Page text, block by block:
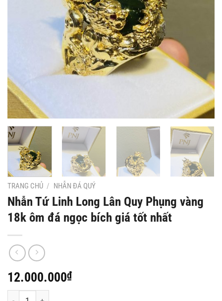
TRANG CHỦ / NHẪN ĐÁ QUÝ
Nhẫn Tứ Linh Long Lân Quy Phụng vàng
18k ôm đá ngọc bích giá tốt nhất
12.000.000₫
Nhẫn Tứ Linh Long Lân Quy Phụng vàng 18k ôm đá ngọc bích